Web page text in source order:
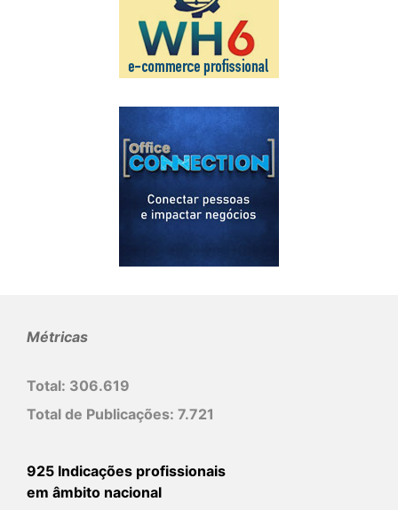
Métricas
Total: 306.619
Total de Publicações: 7.721
925 Indicações profissionais
em âmbito nacional